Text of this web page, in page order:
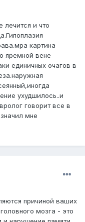
лечится и что
картина
яремной вене
единичных очагов в
ухудшилось..и
говорит все в
мне
причиной ваших
мозга - это